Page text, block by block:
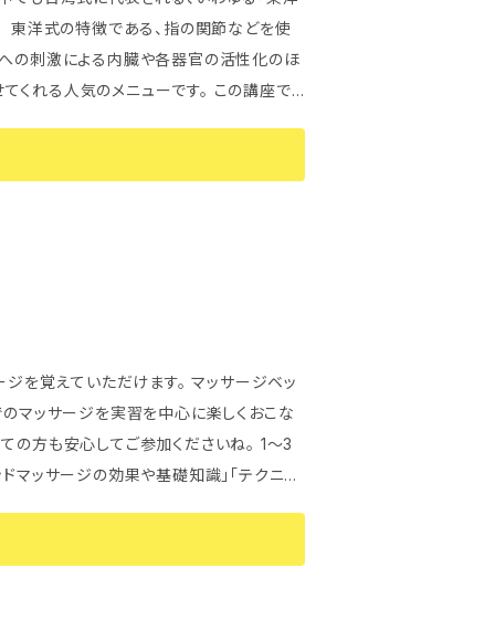
への刺激による内臓や各器官の活性化のほ
気のメニューです。 この講座で
を覚えていただけます。 マッサージベッ
のマッサージを実習を中心に楽しくおこな
も安心してご参加くださいね。 1～3
マッサージの効果や基礎知識」｢テクニッ
・コミュニケーションツールとして ・ボラ